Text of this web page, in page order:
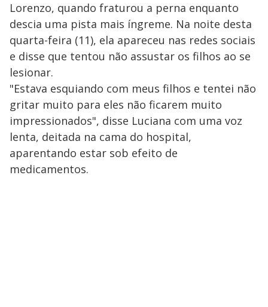
Lorenzo, quando fraturou a perna enquanto
descia uma pista mais íngreme. Na noite desta
quarta-feira (11), ela apareceu nas redes sociais
e disse que tentou não assustar os filhos ao se
lesionar.
"Estava esquiando com meus filhos e tentei não
gritar muito para eles não ficarem muito
impressionados", disse Luciana com uma voz
lenta, deitada na cama do hospital,
aparentando estar sob efeito de
medicamentos.